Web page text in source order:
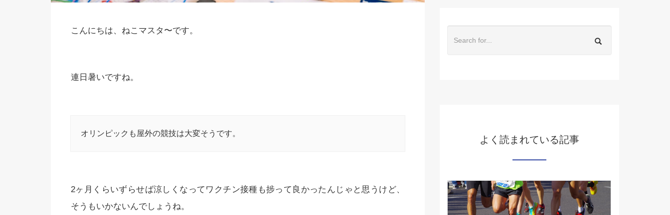
こんにちは、ねこマスタ〜です。
連日暑いですね。
オリンピックも屋外の競技は大変そうです。
2ヶ月くらいずらせば涼しくなってワクチン接種も捗って良かったんじゃと思うけど、
そうもいかないんでしょうね。
よく読まれている記事